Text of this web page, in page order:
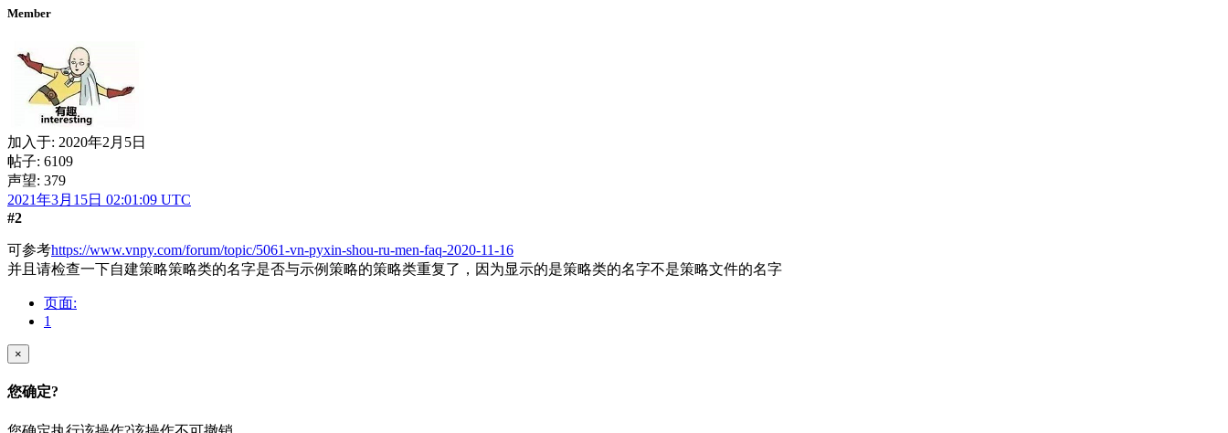
Member
加入于: 2020年2月5日
帖子: 6109
声望: 379
2021年3月15日 02:01:09 UTC
#2
可参考https://www.vnpy.com/forum/topic/5061-vn-pyxin-shou-ru-men-faq-2020-11-16
并且请检查一下自建策略策略类的名字是否与示例策略的策略类重复了，因为显示的是策略类的名字不是策略文件的名字
页面:
1
×
您确定?